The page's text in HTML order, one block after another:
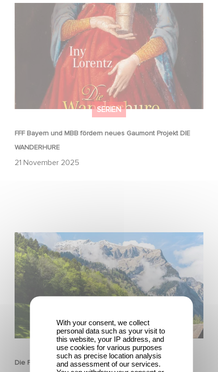
SERIEN
FFF Bayern und MBB fördern neues Gaumont Projekt DIE
WANDERHURE
21 November 2025
FFF Bayern und MBB fördern neues Gaumont Projekt DIE
WANDERHURE
SERIEN
Die Film- und Medienstiftung NRW fördert HEIDI
Die Film- und Medienstiftung NRW fördert HEIDI
With your consent, we collect
personal data such as your visit to
this website, your IP address, and
use cookies for various purposes
such as precise location analysis
and assessment of our services.